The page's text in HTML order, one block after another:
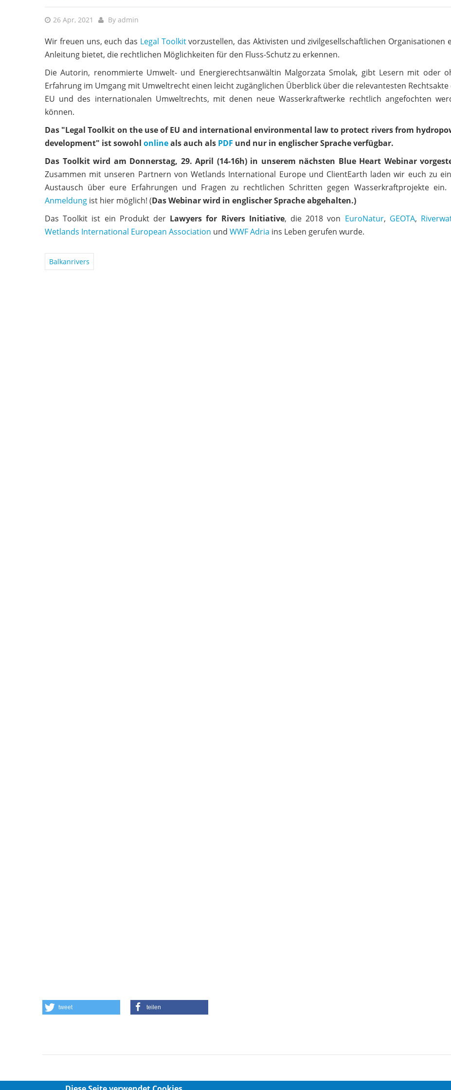
26 Apr, 2021 By admin
Wir freuen uns, euch das Legal Toolkitvorzustellen, das Aktivisten und zivilgesellschaftlichen Organisationen
Anleitung bietet, die rechtlichen Möglichkeiten für den Fluss-Schutz zu erkennen.
Die Autorin, renommierte Umwelt- und Energierechtsanwältin Malgorzata Smolak, gibt Lesern mit oder
Erfahrung im Umgang mit Umweltrecht einen leicht zugänglichen Überblick über die relevantesten Rechtsakte
EU und des internationalen Umweltrechts, mit denen neue Wasserkraftwerke rechtlich angefochten
können.
Das "Legal Toolkit on the use of EU and international environmental law to protect rivers from
development" ist sowohl onlineals auch als PDF und nur in englischer Sprache verfügbar.
Das Toolkit wird am Donnerstag, 29. April (14-16h) in unserem nächsten Blue Heart Webinar
Zusammen mit unseren Partnern von Wetlands International Europe und ClientEarth laden wir euch zu
Austausch über eure Erfahrungen und Fragen zu rechtlichen Schritten gegen Wasserkraftprojekte ein.
Anmeldung ist hier möglich! (Das Webinar wird in englischer Sprache abgehalten.)
Das Toolkit ist ein Produkt der Lawyers for Rivers Initiative, die 2018 von EuroNatur, GEOTA,
Wetlands International European Association und WWF Adria ins Leben gerufen wurde.
Balkanrivers
tweet teilen